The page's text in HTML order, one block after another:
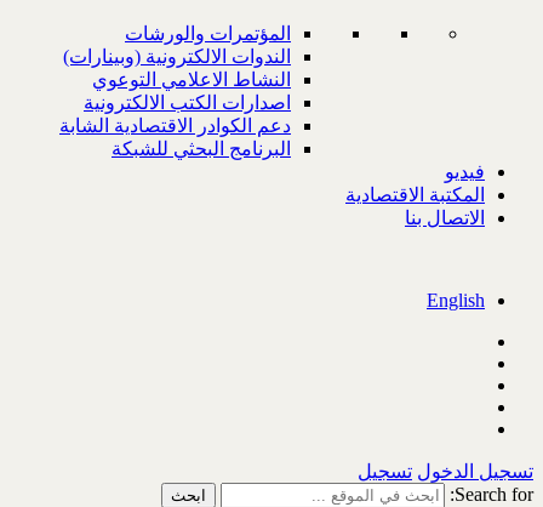
المؤتمرات والورشات
الندوات الالكترونية (وبينارات)
النشاط الاعلامي التوعوي
اصدارات الكتب الالكترونية
دعم الكوادر الاقتصادية الشابة
البرنامج البحثي للشبكة
فيديو
المكتبة الاقتصادية
الاتصال بنا
English
تسجيل الدخول تسجيل
Search for: